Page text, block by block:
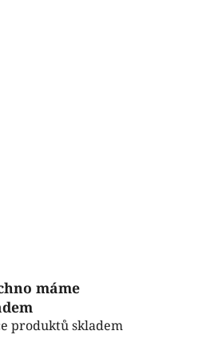
máme
produktů skladem